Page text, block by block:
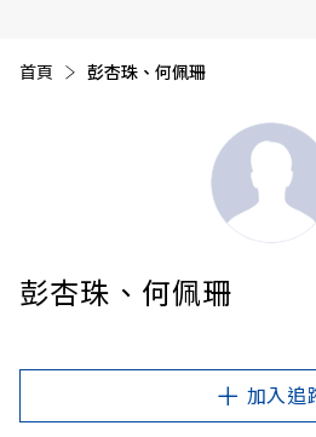
首頁 目前頁面：
彭杏珠、何佩珊
彭杏珠、何佩珊
加入追